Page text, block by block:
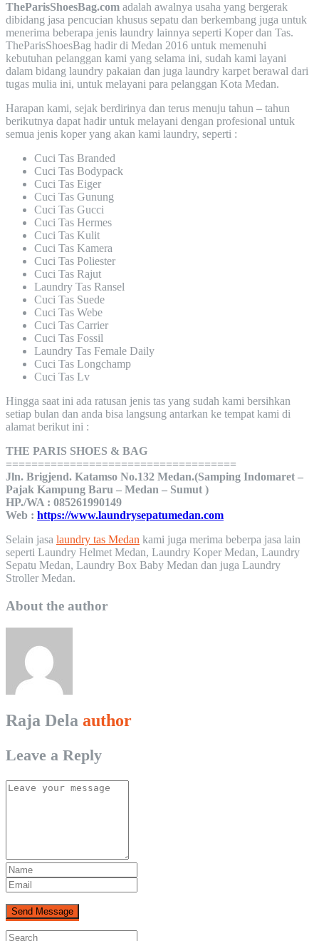
TheParisShoesBag.com adalah awalnya usaha yang bergerak
dibidang jasa pencucian khusus sepatu dan berkembang juga untuk
menerima beberapa jenis laundry lainnya seperti Koper dan Tas.
TheParisShoesBag hadir di Medan 2016 untuk memenuhi
kebutuhan pelanggan kami yang selama ini, sudah kami layani
dalam bidang laundry pakaian dan juga laundry karpet berawal dari
tugas mulia ini, untuk melayani para pelanggan Kota Medan.
Harapan kami, sejak berdirinya dan terus menuju tahun – tahun
berikutnya dapat hadir untuk melayani dengan profesional untuk
semua jenis koper yang akan kami laundry, seperti :
Cuci Tas Branded
Cuci Tas Bodypack
Cuci Tas Eiger
Cuci Tas Gunung
Cuci Tas Gucci
Cuci Tas Hermes
Cuci Tas Kulit
Cuci Tas Kamera
Cuci Tas Poliester
Cuci Tas Rajut
Laundry Tas Ransel
Cuci Tas Suede
Cuci Tas Webe
Cuci Tas Carrier
Cuci Tas Fossil
Laundry Tas Female Daily
Cuci Tas Longchamp
Cuci Tas Lv
Hingga saat ini ada ratusan jenis tas yang sudah kami bersihkan
setiap bulan dan anda bisa langsung antarkan ke tempat kami di
alamat berikut ini :
THE PARIS SHOES & BAG
====================================
Jln. Brigjend. Katamso No.132 Medan.(Samping Indomaret –
Pajak Kampung Baru – Medan – Sumut )
HP./WA : 085261990149
Web : https://www.laundrysepatumedan.com
Selain jasa laundry tas Medan kami juga merima beberpa jasa lain
seperti Laundry Helmet Medan, Laundry Koper Medan, Laundry
Sepatu Medan, Laundry Box Baby Medan dan juga Laundry
Stroller Medan.
About the author
Raja Dela author
Leave a Reply